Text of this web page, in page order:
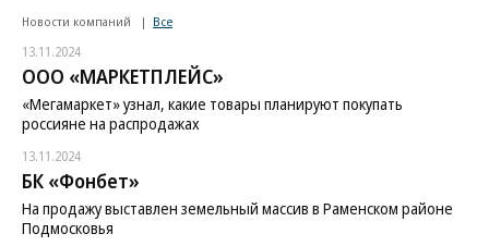
Новости компаний Все
13.11.2024
ООО «МАРКЕТПЛЕЙС»
«Мегамаркет» узнал, какие товары планируют покупать
россияне на распродажах
13.11.2024
БК «Фонбет»
На продажу выставлен земельный массив в Раменском районе
Подмосковья